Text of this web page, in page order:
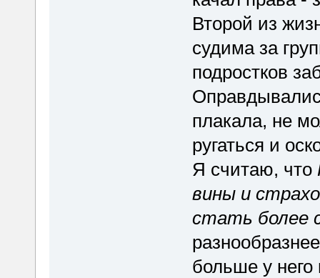
Второй из
судима за
подростков
плакала, не
ругаться и
Я считаю, что
вины и
стать более
больше у